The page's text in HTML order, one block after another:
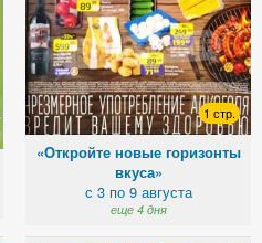
1 стр.
«Откройте новые горизонты
вкуса»
с 3 по 9 августа
еще 4 дня